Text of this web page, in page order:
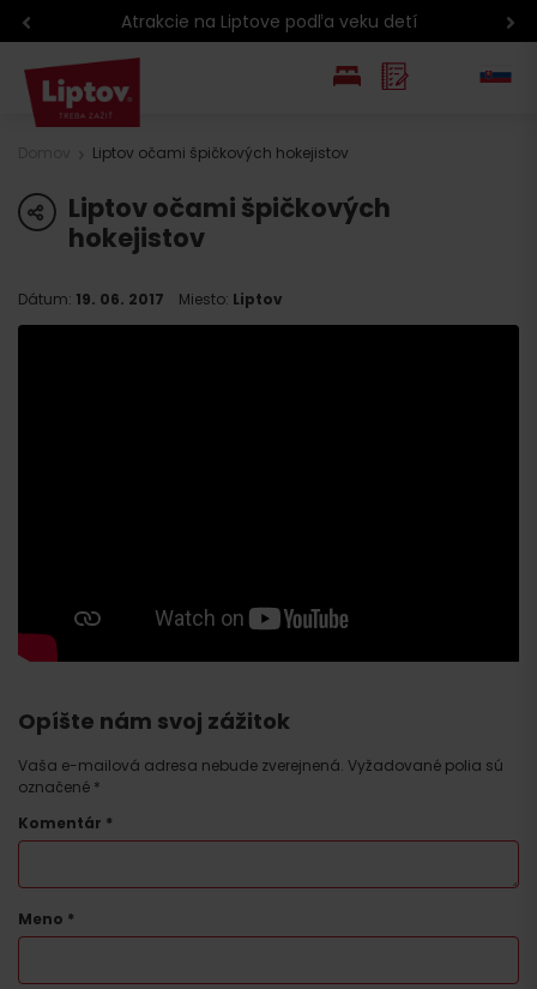
Atrakcie na Liptove podľa veku detí
Liptov očami špičkových hokejistov
share
Liptov očami špičkových
hokejistov
Dátum: 19. 06. 2017 Miesto: Liptov
Opíšte nám svoj zážitok
Vaša e-mailová adresa nebude zverejnená. Vyžadované polia sú
označené *
Komentár *
Meno *